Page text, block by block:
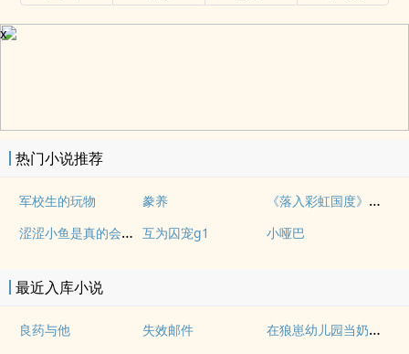
x
热门小说推荐
军校生的玩物 豢养
《落入彩虹国度》穿越+西幻+言情
涩涩小鱼是真的会被干透 互为囚宠g1 小哑巴
最近入库小说
良药与他 失效邮件 在狼崽幼儿园当奶爸的日常